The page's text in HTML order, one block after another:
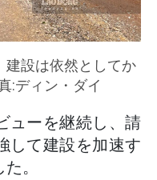
建設は依然としてか
:ディン・ダイ
ューを継続し、請
して建設を加速す
。